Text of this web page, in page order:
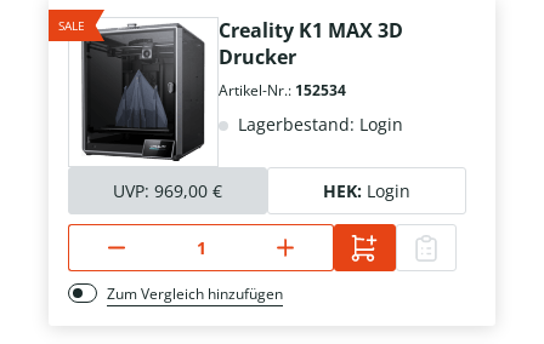
SALE
Creality K1 MAX 3D
Drucker
Artikel-Nr.: 152534
Lagerbestand: Login
UVP: 969,00 € HEK: Login
Zum Vergleich hinzufügen